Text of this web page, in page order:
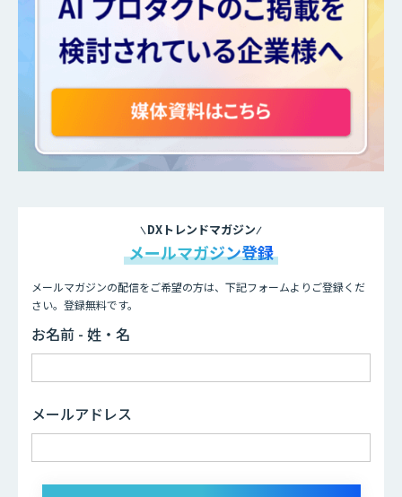
DXトレンドマガジン
メールマガジン登録
メールマガジンの配信をご希望の方は、下記フォームよりご登録くだ
さい。登録無料です。
お名前 - 姓・名
メールアドレス